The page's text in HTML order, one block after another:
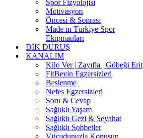
Spor Fizyolojisi
Motivasyon
Öncesi & Sonrası
Made in Türkiye Spor
Ekipmanları
DİK DURUŞ
KANALIM
Kilo Ver | Zayıfla | Göbeği Erit
FitBeyin Egzersizleri
Beslenme
Nefes Egzersizleri
Soru & Cevap
Sağlıklı Yaşam
Sağlıklı Gezi & Seyahat
Sağlıklı Sohbetler
Vücudunuzla Konuşun